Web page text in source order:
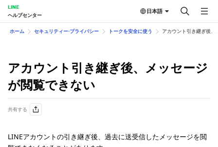
LINE
ヘルプセンター
日本語
ホーム セキュリティー⋅プライバシー トークを安全に使う アカウント引き継ぎ後
アカウント引き継ぎ後、メッセージ
が閲覧できない
共有する
LINEアカウントの引き継ぎ後、過去に送受信したメッセージを閲